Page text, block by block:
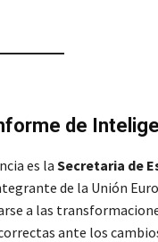
de
es laSecretaria de
de la Unión
a las
ante los